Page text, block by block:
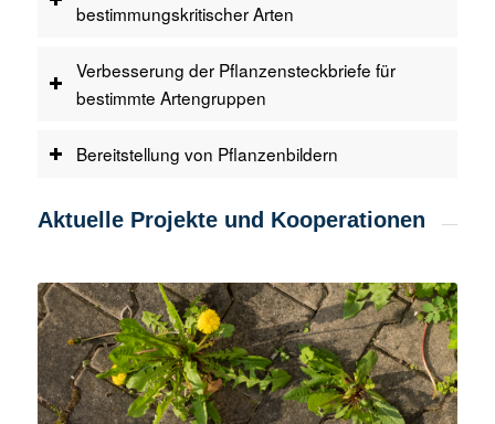
bestimmungskritischer Arten
Verbesserung der Pflanzensteckbriefe für
bestimmte Artengruppen
Bereitstellung von Pflanzenbildern
Aktuelle Projekte und Kooperationen